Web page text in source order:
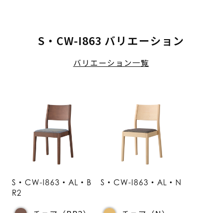
S・CW-I863 バリエーション
バリエーション一覧
S・CW-I863・AL・B
R2
S・CW-I863・AL・N